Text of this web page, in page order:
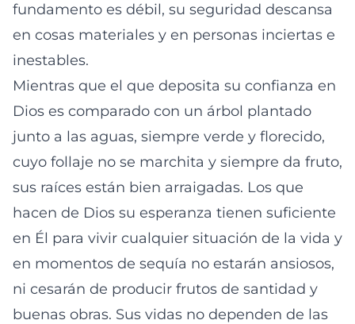
fundamento es débil, su seguridad descansa
en cosas materiales y en personas inciertas e
inestables.
Mientras que el que deposita su confianza en
Dios es comparado con un árbol plantado
junto a las aguas, siempre verde y florecido,
cuyo follaje no se marchita y siempre da fruto,
sus raíces están bien arraigadas. Los que
hacen de Dios su esperanza tienen suficiente
en Él para vivir cualquier situación de la vida y
en momentos de sequía no estarán ansiosos,
ni cesarán de producir frutos de santidad y
buenas obras. Sus vidas no dependen de las